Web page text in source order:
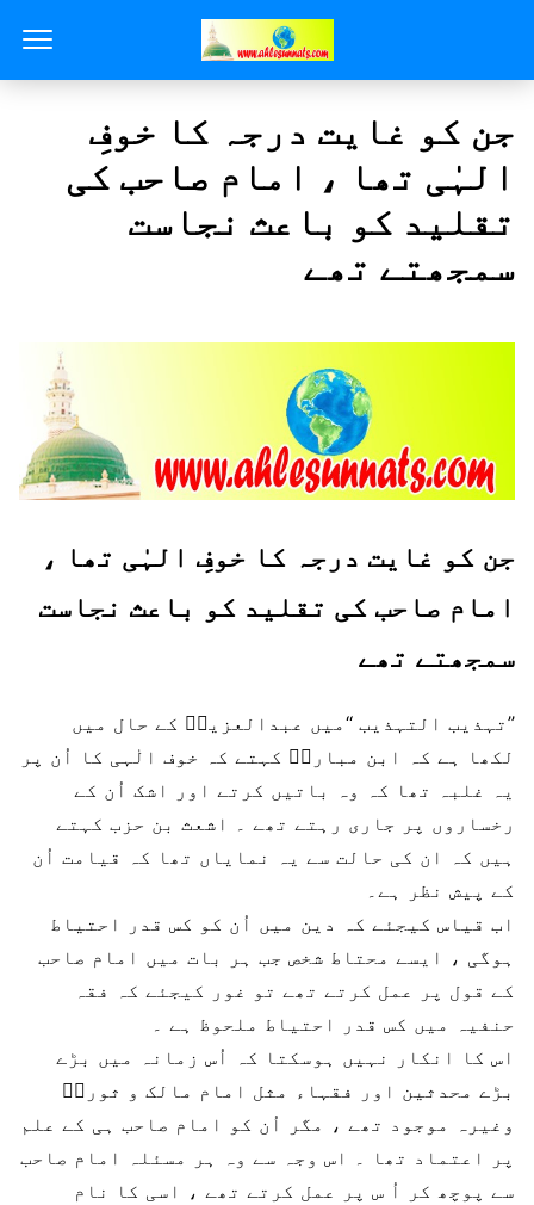
جن کو غایت درجہ کا خوفِ
الہٰی تھا ، امام صاحب کی
تقلید کو باعث نجاست
سمجھتے تھے
جن کو غایت درجہ کا خوفِ الہٰی تھا ،
امام صاحب کی تقلید کو باعث نجاست
سمجھتے تھے
’’تہذیب التہذیب ‘‘میں عبدالعزیزؒ کے حال میں
لکھا ہے کہ ابن مبارکؒ کہتے کہ خوف الٰہی کا اُن پر
یہ غلبہ تھا کہ وہ باتیں کرتے اور اشک اُن کے
رخساروں پر جاری رہتے تھے ۔ اشعث بن حزب کہتے
ہیں کہ ان کی حالت سے یہ نمایاں تھا کہ قیامت اُن
کے پیش نظر ہے۔
اب قیاس کیجئے کہ دین میں اُن کو کس قدر احتیاط
ہوگی ، ایسے محتاط شخص جب ہر بات میں امام صاحب
کے قول پر عمل کرتے تھے تو غور کیجئے کہ فقہ
حنفیہ میں کس قدر احتیاط ملحوظ ہے ۔
اس کا انکار نہیں ہوسکتا کہ اُس زمانہ میں بڑے
بڑے محدثین اور فقہاء مثل امام مالک و ثوریؒ
وغیرہ موجود تھے ، مگر اُن کو امام صاحب ہی کے علم
پر اعتماد تھا ۔ اس وجہ سے وہ ہر مسئلہ امام صاحب
سے پوچھ کر اُ س پر عمل کرتے تھے ، اسی کا نام